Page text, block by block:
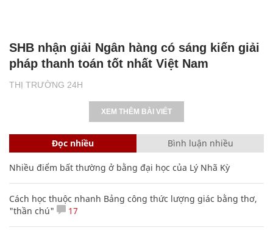
THỊ TRƯỜNG 24H
SHB nhận giải Ngân hàng có sáng kiến giải
pháp thanh toán tốt nhất Việt Nam
XEM THÊM BÀI VIẾT
Đọc nhiều Bình luận nhiều
Nhiều điểm bất thường ở bằng đại học của Lý Nhã Kỳ
Cách học thuộc nhanh Bảng công thức lượng giác bằng thơ,
"thần chú"
17